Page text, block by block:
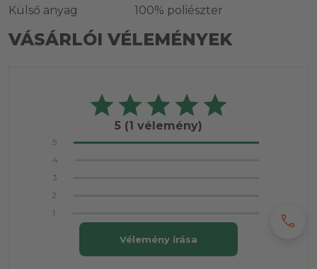
Külső anyag 100% poliészter
VÁSÁRLÓI VÉLEMÉNYEK
5 (1 vélemény)
5
4
3
2
1
Vélemény írása
call